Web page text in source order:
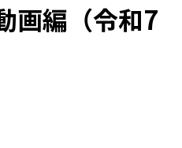
画編（令和7